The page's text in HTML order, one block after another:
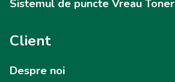
Sistemul de puncte Vreau Toner
Client
Despre noi